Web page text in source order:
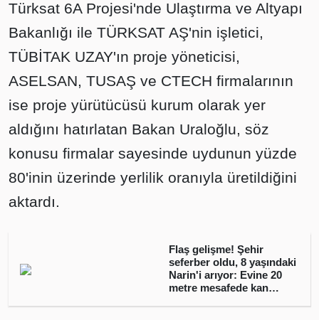
Türksat 6A Projesi'nde Ulaştırma ve Altyapı
Bakanlığı ile TÜRKSAT AŞ'nin işletici,
TÜBİTAK UZAY'ın proje yöneticisi,
ASELSAN, TUSAŞ ve CTECH firmalarının
ise proje yürütücüsü kurum olarak yer
aldığını hatırlatan Bakan Uraloğlu, söz
konusu firmalar sayesinde uydunun yüzde
80'inin üzerinde yerlilik oranıyla üretildiğini
aktardı.
Flaş gelişme! Şehir
seferber oldu, 8 yaşındaki
Narin'i arıyor: Evine 20
metre mesafede kan